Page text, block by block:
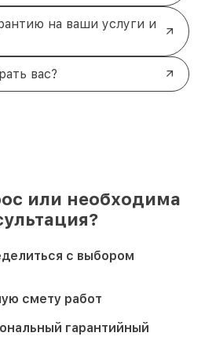
на ваши услуги и
вас?
или необходима
с выбором
смету работ
гарантийный